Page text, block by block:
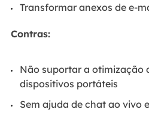
Transformar anexos de e-
Contras:
Não suportar a otimização
dispositivos portáteis
Sem ajuda de chat ao vivo